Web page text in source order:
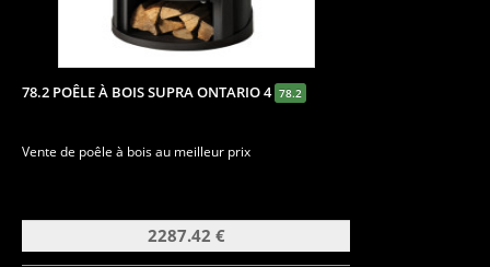
78.2 POÊLE À BOIS SUPRA ONTARIO 4 78.2
Vente de poêle à bois au meilleur prix
2287.42 €